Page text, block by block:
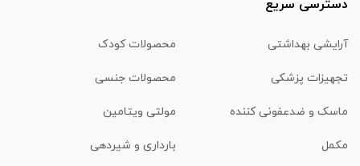
دسترسی سریع
آرایشی بهداشتی محصولات کودک
تجهیزات پزشکی محصولات جنسی
ماسک و ضدعفونی کننده مولتی ویتامین
مکمل بارداری و شیردهی